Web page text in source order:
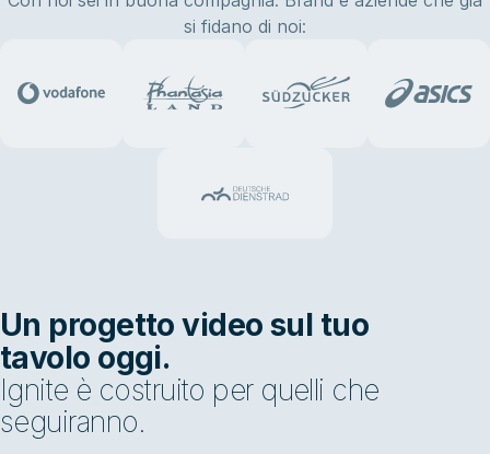
si fidano di noi:
Un progetto video sul tuo
tavolo oggi.
Ignite è costruito per quelli che
seguiranno.